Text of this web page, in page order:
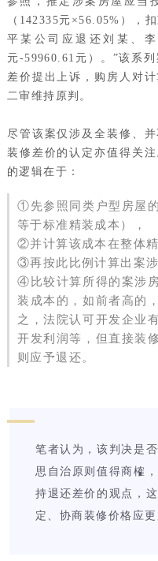
（142335元×56.05%），
平某公司应退还刘某、李
元-59960.61元）。”该系
差价提出上诉，购房人对
二审维持原判。
尽管该案仅涉及全装修、
装修差价的认定亦值得关
的逻辑在于：
①先参照同类户型房屋
等于标准精装成本），
②并计算该成本在整体精
③再按此比例计算出案
④比较计算所得的案涉
装成本的，如前者高的
之，法院认可开发企业
开发利润等，但直接装
则应予退还。
笔者认为，该判决是
思自治原则值得商榷
持退还差价的观点，
定、协商装修价格应